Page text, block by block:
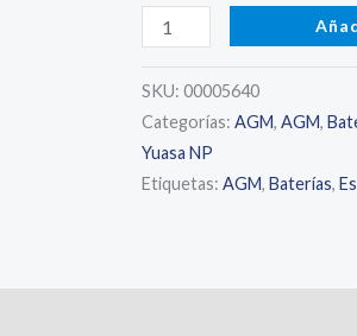
YUASA
12
-
Batería
AGM
SKU: 00005640
Categorías: AGM, AGM,
Yuasa NP
Etiquetas: AGM, Baterías,